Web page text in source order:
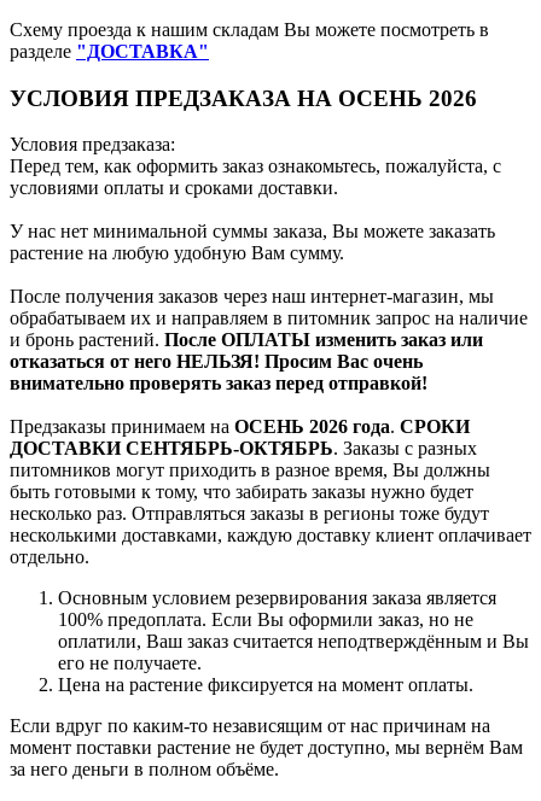
Схему проезда к нашим складам Вы можете посмотреть в
разделе "ДОСТАВКА"
УСЛОВИЯ ПРЕДЗАКАЗА НА ОСЕНЬ 2026
Условия предзаказа:
Перед тем, как оформить заказ ознакомьтесь, пожалуйста, с
условиями оплаты и сроками доставки.
У нас нет минимальной суммы заказа, Вы можете заказать
растение на любую удобную Вам сумму.
После получения заказов через наш интернет-магазин, мы
обрабатываем их и направляем в питомник запрос на наличие
и бронь растений. После ОПЛАТЫ изменить заказ или
отказаться от него НЕЛЬЗЯ! Просим Вас очень
внимательно проверять заказ перед отправкой!
Предзаказы принимаем на ОСЕНЬ 2026 года. СРОКИ
ДОСТАВКИ СЕНТЯБРЬ-ОКТЯБРЬ. Заказы с разных
питомников могут приходить в разное время, Вы должны
быть готовыми к тому, что забирать заказы нужно будет
несколько раз. Отправляться заказы в регионы тоже будут
несколькими доставками, каждую доставку клиент оплачивает
отдельно.
Основным условием резервирования заказа является
100% предоплата. Если Вы оформили заказ, но не
оплатили, Ваш заказ считается неподтверждённым и Вы
его не получаете.
Цена на растение фиксируется на момент оплаты.
Если вдруг по каким-то независящим от нас причинам на
момент поставки растение не будет доступно, мы вернём Вам
за него деньги в полном объёме.